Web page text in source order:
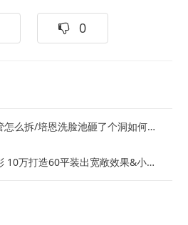
0
么拆/培恩洗脸池砸了个洞如何处理
平装出宽敞效果&小房子大视野 80后小夫妻联袂打...